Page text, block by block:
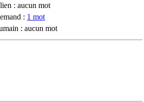
: aucun mot
: 1 mot
: aucun mot